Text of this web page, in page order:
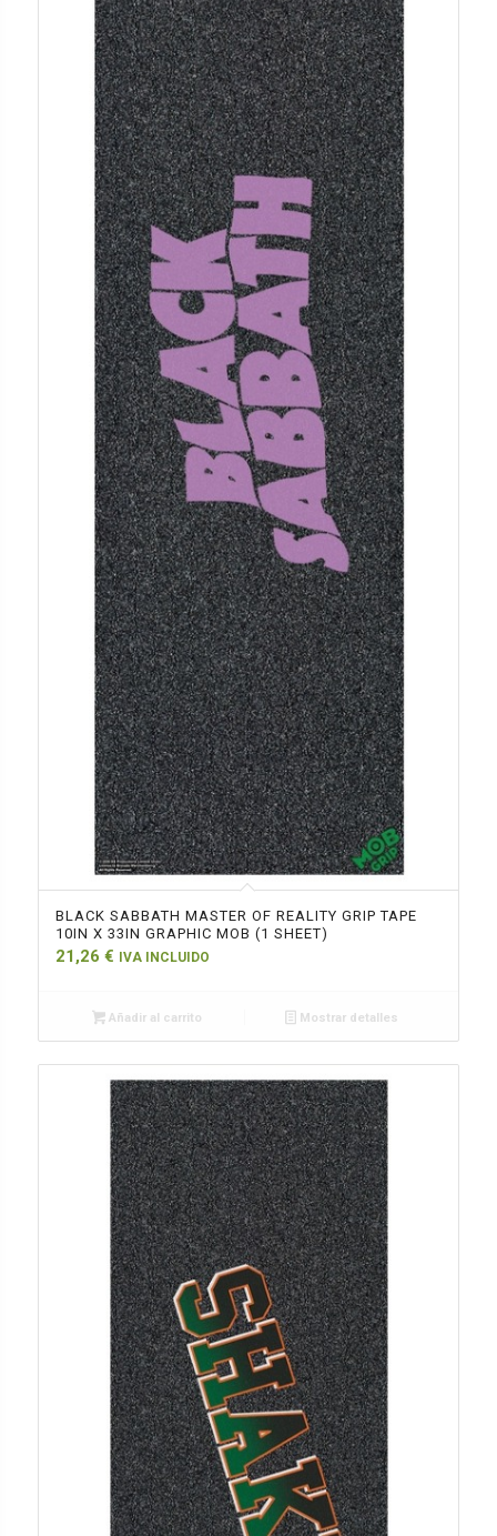
BLACK SABBATH MASTER OF REALITY GRIP TAPE
10IN X 33IN GRAPHIC MOB (1 SHEET)
21,26 € IVA INCLUIDO
Añadir al carrito Mostrar detalles